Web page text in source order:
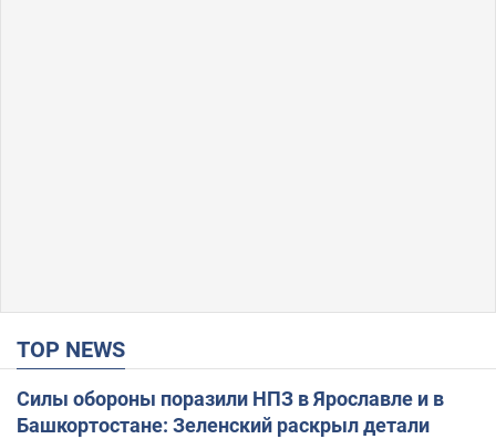
TOP NEWS
Силы обороны поразили НПЗ в Ярославле и в
Башкортостане: Зеленский раскрыл детали